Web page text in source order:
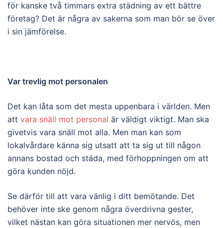
för kanske två timmars extra städning av ett bättre
företag? Det är några av sakerna som man bör se över
i sin jämförelse.
Var trevlig mot personalen
Det kan låta som det mesta uppenbara i världen. Men
att vara snäll mot personal är väldigt viktigt. Man ska
givetvis vara snäll mot alla. Men man kan som
lokalvårdare känna sig utsatt att ta sig ut till någon
annans bostad och städa, med förhoppningen om att
göra kunden nöjd.
Se därför till att vara vänlig i ditt bemötande. Det
behöver inte ske genom några överdrivna gester,
vilket nästan kan göra situationen mer nervös, men